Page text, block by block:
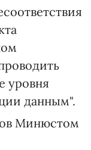
уровня
данным".
Минюстом